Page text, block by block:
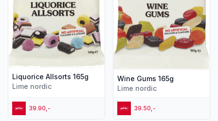
Liquorice Allsorts 165g
Lime nordic
39.90,-
Wine Gums 165g
Lime nordic
39.50,-